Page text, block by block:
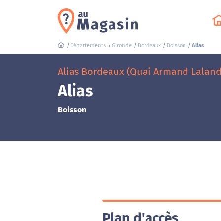
Départements Gironde Bordeaux Boisson Alias
Alias Bordeaux (Quai Armand
Alias
Boisson